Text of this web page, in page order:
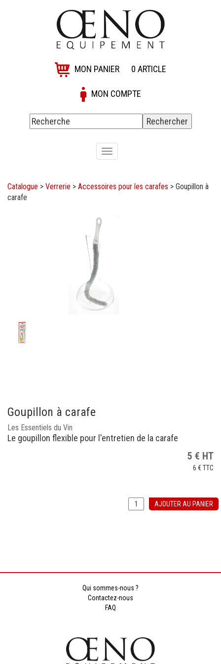
MON PANIER 0 ARTICLE
MON COMPTE
Toggle
navigation
Catalogue > Verrerie > Accessoires pour les carafes > Goupillon à
carafe
Goupillon à carafe
Les Essentiels du Vin
Le goupillon flexible pour l'entretien de la carafe
5 € HT
6 €TTC
AJOUTER AU PANIER
Qui sommes-nous ?
Contactez-nous
FAQ